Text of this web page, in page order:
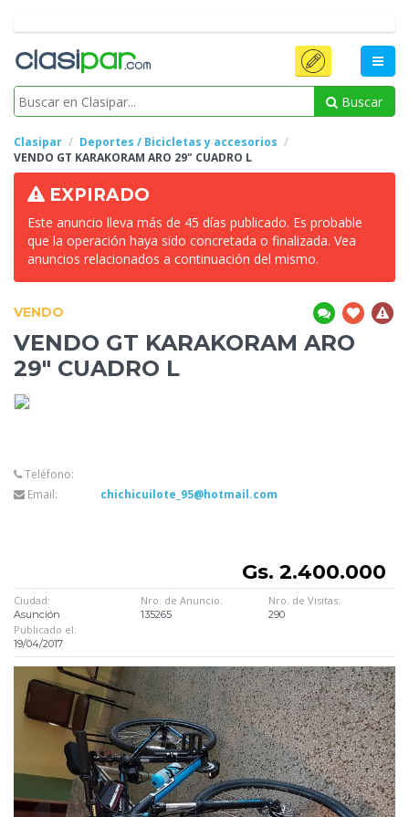
Buscar
Clasipar
Deportes / Bicicletas y accesorios
VENDO GT KARAKORAM ARO 29" CUADRO L
EXPIRADO
Este anuncio lleva más de 45 días publicado. Es probable
que la operación haya sido concretada o finalizada. Vea
anuncios relacionados a continuación del mismo.
VENDO
VENDO GT KARAKORAM ARO
29" CUADRO L
Teléfono:
Email:
chichicuilote_95@hotmail.com
Gs. 2.400.000
Ciudad:
Asunción
Nro. de Anuncio:
135265
Nro. de Visitas:
290
Publicado el:
19/04/2017